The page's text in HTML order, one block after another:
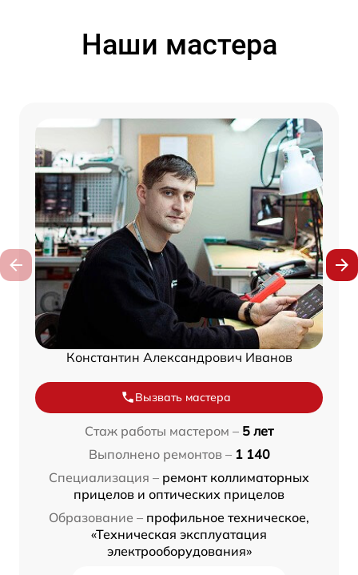
Наши мастера
Константин Александрович Иванов
Вызвать мастера
Стаж работы мастером – 5 лет
Выполнено ремонтов – 1 140
Специализация – ремонт коллиматорных
прицелов и оптических прицелов
Образование – профильное техническое,
«Техническая эксплуатация
электрооборудования»